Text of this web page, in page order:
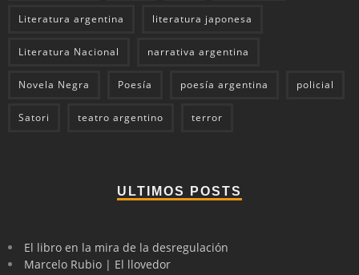
Literatura argentina literatura japonesa
Literatura Nacional narrativa argentina
Novela Negra Poesía poesía argentina policial
Satori teatro argentino terror
ULTIMOS POSTS
El libro en la mira de la desregulación
Marcelo Rubio | El llovedor